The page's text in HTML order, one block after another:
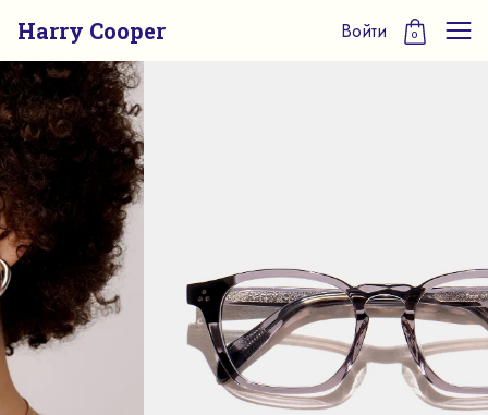
Harry Cooper Войти 0